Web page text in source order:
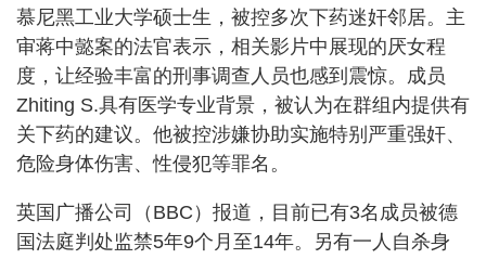
慕尼黑工业大学硕士生，被控多次下药迷奸邻居。主
审蒋中懿案的法官表示，相关影片中展现的厌女程
度，让经验丰富的刑事调查人员也感到震惊。成员
Zhiting S.具有医学专业背景，被认为在群组内提供有
关下药的建议。他被控涉嫌协助实施特别严重强奸、
危险身体伤害、性侵犯等罪名。
英国广播公司（BBC）报道，目前已有3名成员被德
国法庭判处监禁5年9个月至14年。另有一人自杀身